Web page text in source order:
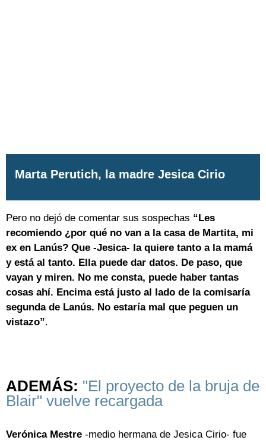
Marta Perutich, la madre Jesica Cirio
Pero no dejó de comentar sus sospechas “Les
recomiendo ¿por qué no van a la casa de Martita, mi
ex en Lanús? Que -Jesica- la quiere tanto a la mamá
y está al tanto. Ella puede dar datos. De paso, que
vayan y miren. No me consta, puede haber tantas
cosas ahí. Encima está justo al lado de la comisaría
segunda de Lanús. No estaría mal que peguen un
vistazo”.
ADEMÁS: "El proyecto de la bruja de
Blair" vuelve recargada
Verónica Mestre -medio hermana de Jesica Cirio- fue